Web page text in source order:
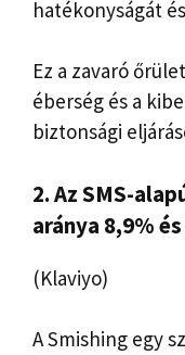
hatékonyságát
Ez a zavaró
éberség és a
biztonsági
2. Az SMS-
aránya 8,9%
(Klaviyo)
A Smishing egy